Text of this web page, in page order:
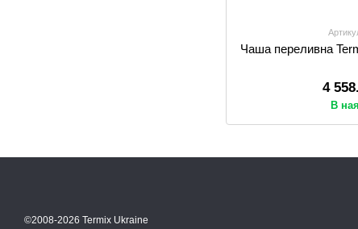
Чаша переливна
4
В
©2008-2026 Termix Ukraine